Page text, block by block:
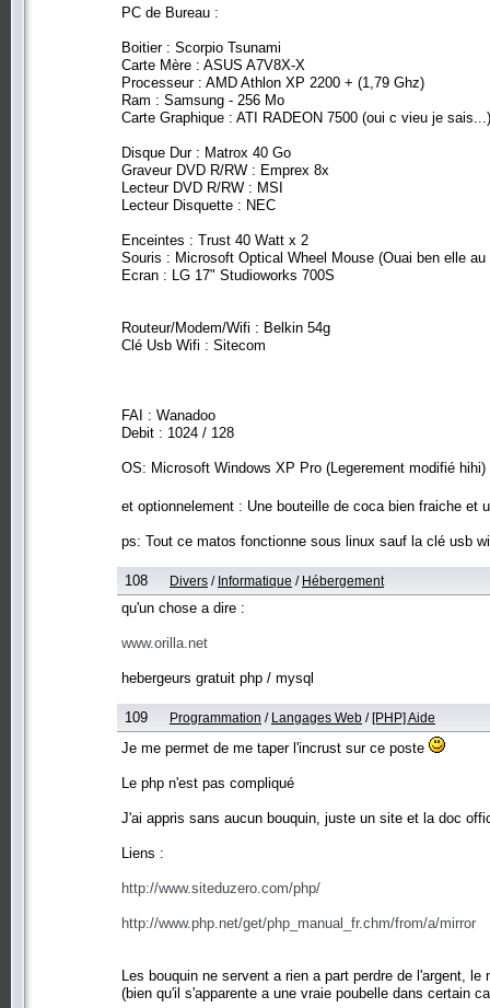
PC de Bureau :
Boitier : Scorpio Tsunami
Carte Mère : ASUS A7V8X-X
Processeur : AMD Athlon XP 2200 + (1,79 Ghz)
Ram : Samsung - 256 Mo
Carte Graphique : ATI RADEON 7500 (oui c vieu je sais...)
Disque Dur : Matrox 40 Go
Graveur DVD R/RW : Emprex 8x
Lecteur DVD R/RW : MSI
Lecteur Disquette : NEC
Enceintes : Trust 40 Watt x 2
Souris : Microsoft Optical Wheel Mouse (Ouai ben elle
Ecran : LG 17" Studioworks 700S
Routeur/Modem/Wifi : Belkin 54g
Clé Usb Wifi : Sitecom
FAI : Wanadoo
Debit : 1024 / 128
OS: Microsoft Windows XP Pro (Legerement modifié
et optionnelement : Une bouteille de coca bien fraiche et
ps: Tout ce matos fonctionne sous linux sauf la clé usb
108 Divers / Informatique / Hébergement
qu'un chose a dire :
www.orilla.net
hebergeurs gratuit php / mysql
109 Programmation / Langages Web /[PHP] Aide
Je me permet de me taper l'incrust sur ce poste
Le php n'est pas compliqué
J'ai appris sans aucun bouquin, juste un site et la doc
Liens :
http://www.siteduzero.com/php/
http://www.php.net/get/php_manual_fr.chm/from/a/mirror
Les bouquin ne servent a rien a part perdre de l'argent,
(bien qu'il s'apparente a une vraie poubelle dans certain